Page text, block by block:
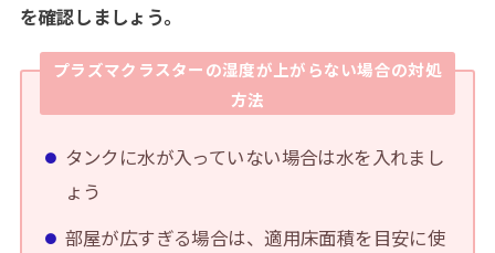
を確認しましょう。
プラズマクラスターの湿度が上がらない場合の対処
方法
タンクに水が入っていない場合は水を入れまし
ょう
部屋が広すぎる場合は、適用床面積を目安に使